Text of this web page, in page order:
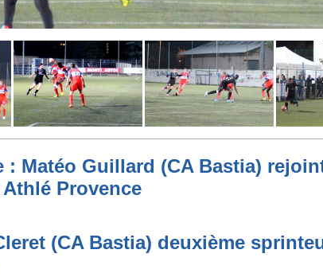
: Matéo Guillard (CA Bastia)
Provence
(CA Bastia) deuxième